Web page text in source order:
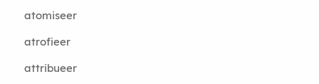
atomiseer
atrofieer
attribueer